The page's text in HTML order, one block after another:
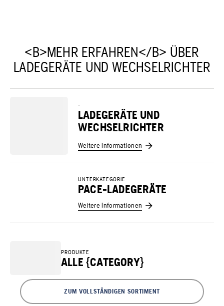
<B>MEHR ERFAHREN</B> ÜBER
LADEGERÄTE UND WECHSELRICHTER
-
LADEGERÄTE UND
WECHSELRICHTER
Weitere Informationen
UNTERKATEGORIE
PACE-LADEGERÄTE
Weitere Informationen
PRODUKTE
ALLE {CATEGORY}
ZUM VOLLSTÄNDIGEN SORTIMENT